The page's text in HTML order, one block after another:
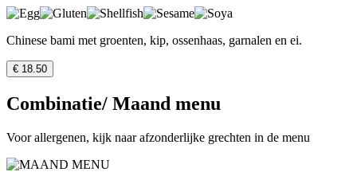
Chinese bami met groenten, kip, ossenhaas, garnalen en ei.
€ 18.50
Combinatie/ Maand menu
Voor allergenen, kijk naar afzonderlijke grechten in de menu